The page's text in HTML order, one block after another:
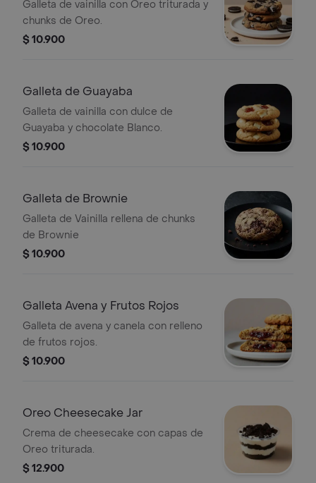
Galleta de vainilla con Oreo triturada y
chunks de Oreo.
$ 10.900
Galleta de Guayaba
Galleta de vainilla con dulce de
Guayaba y chocolate Blanco.
$ 10.900
Galleta de Brownie
Galleta de Vainilla rellena de chunks
de Brownie
$ 10.900
Galleta Avena y Frutos Rojos
Galleta de avena y canela con relleno
de frutos rojos.
$ 10.900
Oreo Cheesecake Jar
Crema de cheesecake con capas de
Oreo triturada.
$ 12.900